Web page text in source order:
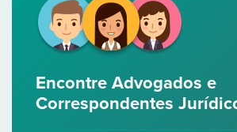
Encontre Advogados e
Correspondentes